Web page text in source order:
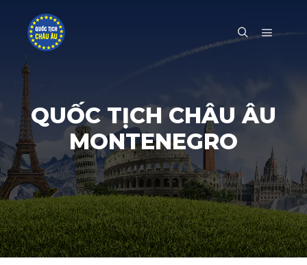
QUỐC TỊCH CHÂU ÂU
MONTENEGRO